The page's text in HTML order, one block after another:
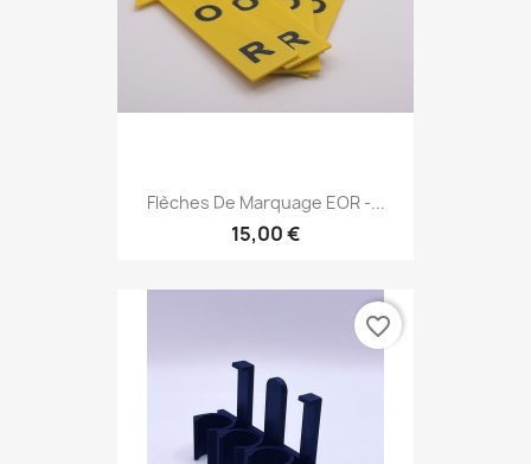
Flèches De Marquage EOR -...
15,00 €
favorite_border